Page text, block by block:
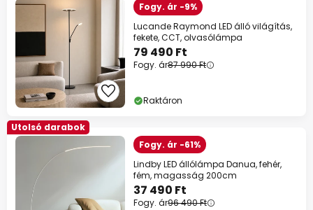
Fogy. ár -9%
Lucande Raymond LED álló világítás,
fekete, CCT, olvasólámpa
79 490 Ft
Fogy. ár87 990 Ft
Raktáron
Utolsó darabok
Fogy. ár -61%
Lindby LED állólámpa Danua, fehér,
fém, magasság 200cm
37 490 Ft
Fogy. ár96 490 Ft